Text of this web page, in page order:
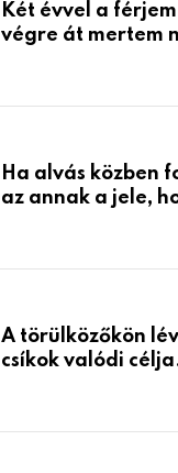
Két évvel a
végre át mertem
életemet
Ha alvás közben
az annak a jele,
A törülközőkön
csíkok valódi